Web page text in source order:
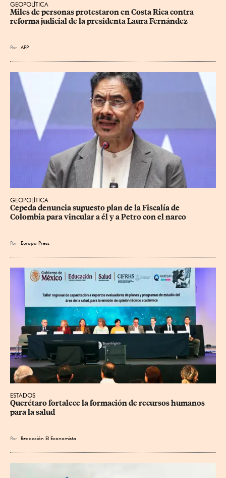
GEOPOLÍTICA
Miles de personas protestaron en Costa Rica contra
reforma judicial de la presidenta Laura Fernández
Por AFP
GEOPOLÍTICA
Cepeda denuncia supuesto plan de la Fiscalía de
Colombia para vincular a él y a Petro con el narco
Por Europa Press
ESTADOS
Querétaro fortalece la formación de recursos humanos
para la salud
Por Redacción El Economista